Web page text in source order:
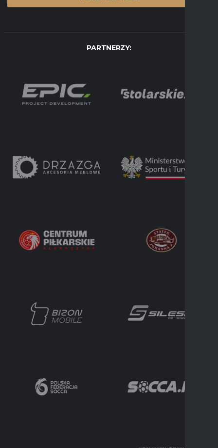
PARTNERZY: